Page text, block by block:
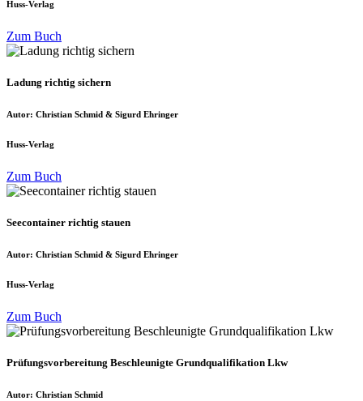
Huss-Verlag
Zum Buch
Ladung richtig sichern
Autor: Christian Schmid & Sigurd Ehringer
Huss-Verlag
Zum Buch
Seecontainer richtig stauen
Autor: Christian Schmid & Sigurd Ehringer
Huss-Verlag
Zum Buch
Prüfungsvorbereitung Beschleunigte Grundqualifikation Lkw
Autor: Christian Schmid